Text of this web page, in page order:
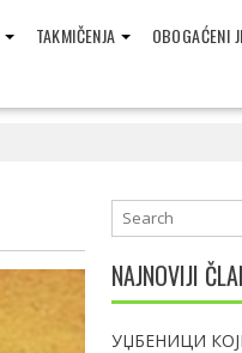
TAKMIČENJA
OBOGAĆENI
NAJNOVIJI
УЏБЕНИЦИ